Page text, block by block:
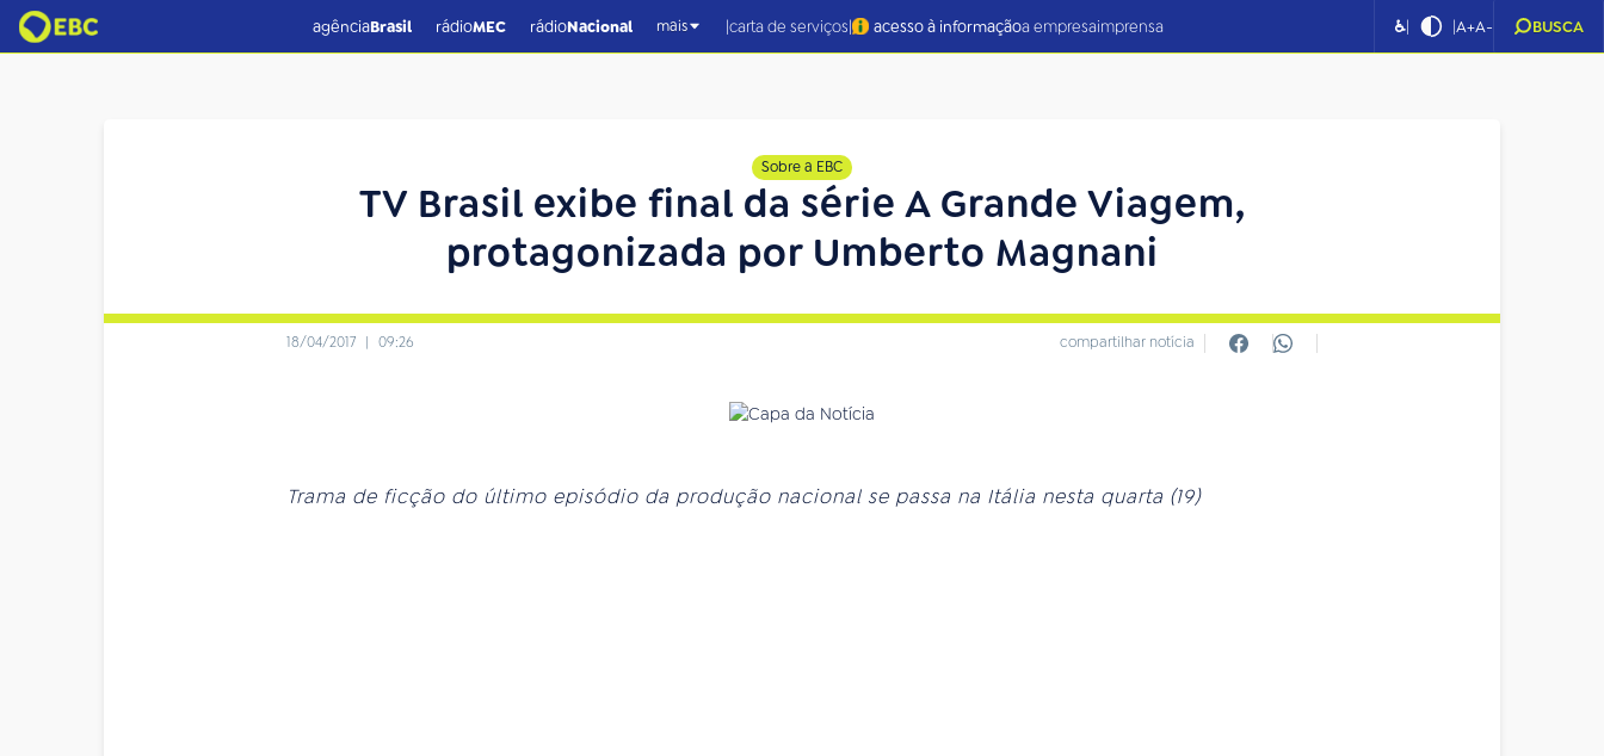
agênciaBrasil rádioMEC rádioNacional mais |carta de serviços| acesso à informaçãoa empresaimprensa ♿| |A+A- BUSCA
Sobre a EBC
TV Brasil exibe final da série A Grande Viagem,
protagonizada por Umberto Magnani
18/04/2017 | 09:26 compartilhar notícia
Trama de ficção do último episódio da produção nacional se passa na Itália nesta quarta (19)